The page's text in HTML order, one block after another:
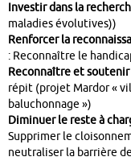
Investir dans la
maladies évolutives))
Renforcer la
: Reconnaître le
Reconnaître et soutenir
répit (projet Mardor «
baluchonnage »)
Diminuer le reste à
Supprimer le
neutraliser la barrière